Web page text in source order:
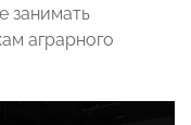
занимать
аграрного